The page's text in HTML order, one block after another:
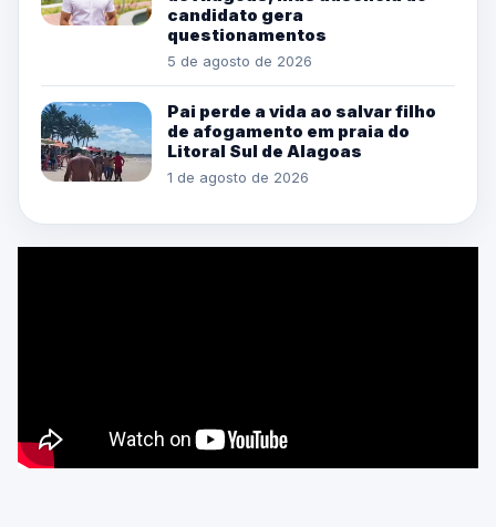
candidato gera
questionamentos
5 de agosto de 2026
Pai perde a vida ao salvar filho
de afogamento em praia do
Litoral Sul de Alagoas
1 de agosto de 2026